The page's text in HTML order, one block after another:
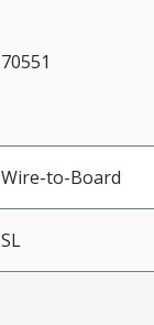
70551
Wire-to-Board
SL